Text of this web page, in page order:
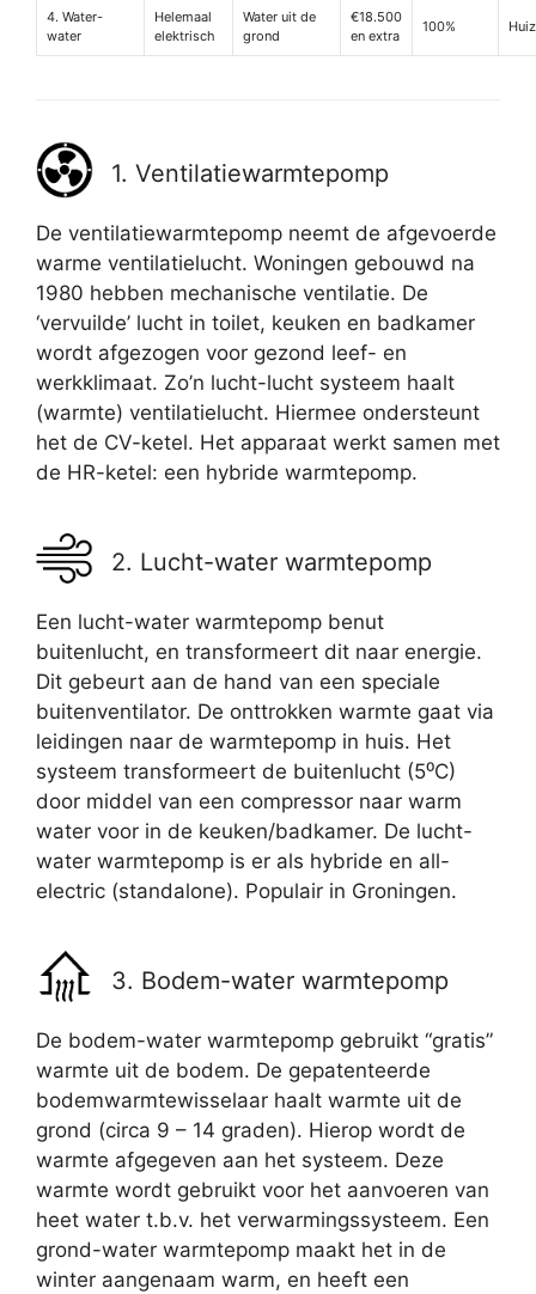
4. Water-
water
Helemaal
elektrisch
Water uit de
grond
€18.500
en extra
100%
1. Ventilatiewarmtepomp
De ventilatiewarmtepomp neemt de afgevoerde
warme ventilatielucht. Woningen gebouwd na
1980 hebben mechanische ventilatie. De
‘vervuilde’ lucht in toilet, keuken en badkamer
wordt afgezogen voor gezond leef- en
werkklimaat. Zo’n lucht-lucht systeem haalt
(warmte) ventilatielucht. Hiermee ondersteunt
het de CV-ketel. Het apparaat werkt samen met
de HR-ketel: een hybride warmtepomp.
2. Lucht-water warmtepomp
Een lucht-water warmtepomp benut
buitenlucht, en transformeert dit naar energie.
Dit gebeurt aan de hand van een speciale
buitenventilator. De onttrokken warmte gaat via
leidingen naar de warmtepomp in huis. Het
systeem transformeert de buitenlucht (5⁰C)
door middel van een compressor naar warm
water voor in de keuken/badkamer. De lucht-
water warmtepomp is er als hybride en all-
electric (standalone). Populair in Groningen.
3. Bodem-water warmtepomp
De bodem-water warmtepomp gebruikt “gratis”
warmte uit de bodem. De gepatenteerde
bodemwarmtewisselaar haalt warmte uit de
grond (circa 9 – 14 graden). Hierop wordt de
warmte afgegeven aan het systeem. Deze
warmte wordt gebruikt voor het aanvoeren van
heet water t.b.v. het verwarmingssysteem. Een
grond-water warmtepomp maakt het in de
winter aangenaam warm, en heeft een